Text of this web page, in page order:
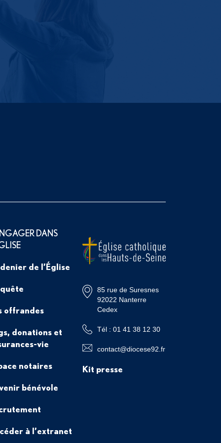
DANS
de l’Église
offrandes
donations et
vie
notaires
bénévole
à l’extranet
85 rue de Suresnes
92022 Nanterre
Cedex
Tél : 01 41 38 12 30
contact@diocese92.fr
Kit presse